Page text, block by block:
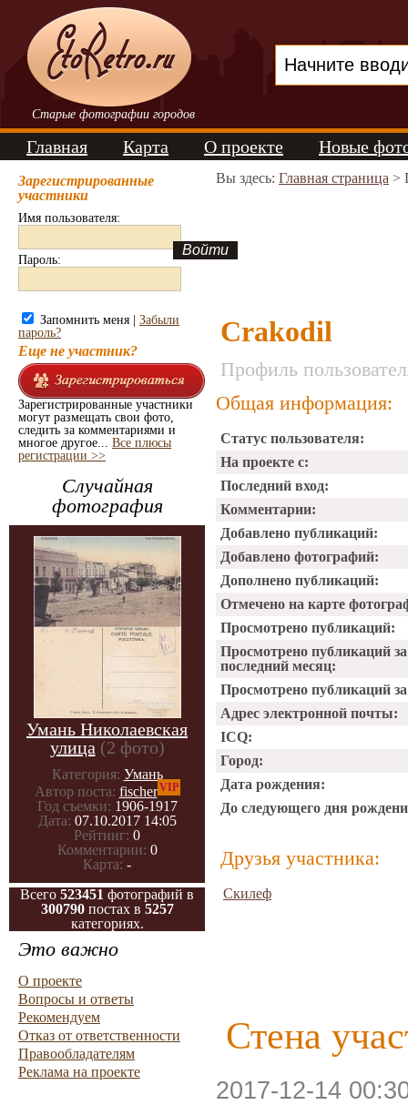
Старые фотографии городов
Главная Карта О проекте Новые
Зарегистрированные
участники
Имя пользователя:
Пароль:
Запомнить меня | Забыли
пароль?
Еще не участник?
Зарегистрированные участники
могут размещать свои фото,
следить за комментариями и
многое другое... Все плюсы
регистрации >>
Случайная
фотография
Умань Николаевская
улица (2 фото)
Категория: Умань
Автор поста: fischerVIP
Год съемки: 1906-1917
Дата: 07.10.2017 14:05
Рейтинг: 0
Комментарии: 0
Карта: -
Всего 523451 фотографий в
300790постах в 5257
категориях.
Это важно
О проекте
Вопросы и ответы
Рекомендуем
Отказ от ответственности
Правообладателям
Реклама на проекте
Вы здесь: Главная страница >
Crakodil
Профиль
Общая информация:
Статус пользователя:
На проекте с:
Последний вход:
Комментарии:
Добавлено публикаций:
Добавлено фотографий:
Дополнено публикаций:
Отмечено на карте
Просмотрено публикаций:
Просмотрено публикаций за
последний месяц:
Просмотрено публикаций за
Адрес электронной почты:
ICQ:
Город:
Дата рождения:
До следующего дня
Друзья участника:
Скилеф
Стена
2017-12-14